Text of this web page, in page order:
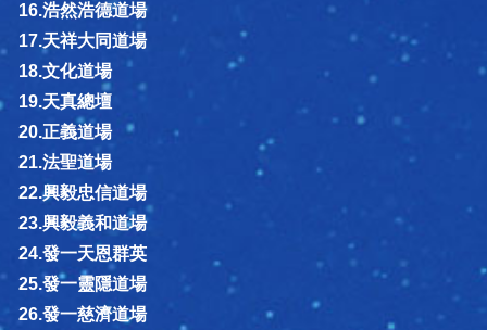
16.浩然浩德道場
17.天祥大同道場
18.文化道場
19.天真總壇
20.正義道場
21.法聖道場
22.興毅忠信道場
23.興毅義和道場
24.發一天恩群英
25.發一靈隱道場
26.發一慈濟道場